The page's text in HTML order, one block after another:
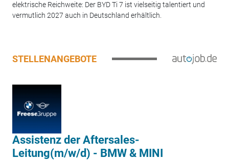
elektrische Reichweite: Der BYD Ti 7 ist vielseitig talentiert und
vermutlich 2027 auch in Deutschland erhältlich.
STELLENANGEBOTE
Assistenz der Aftersales-
Leitung(m/w/d) - BMW & MINI